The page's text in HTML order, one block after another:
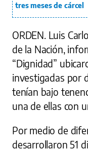
tres meses de cárcel
ORDEN. Luis
de la Nación,
“Dignidad”
investigadas por
tenían bajo
una de ellas con
Por medio de
desarrollaron 51